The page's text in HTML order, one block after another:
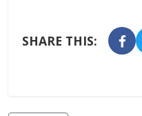
SHARE THIS: